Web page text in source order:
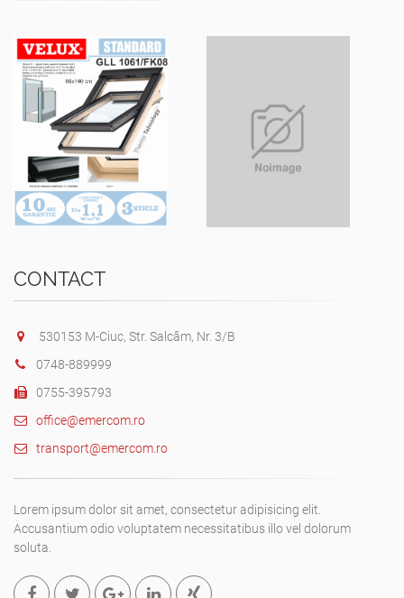
CONTACT
530153 M-Ciuc, Str. Salcâm, Nr. 3/B
0748-889999
0755-395793
office@emercom.ro
transport@emercom.ro
Lorem ipsum dolor sit amet, consectetur adipisicing elit.
Accusantium odio voluptatem necessitatibus illo vel dolorum
soluta.